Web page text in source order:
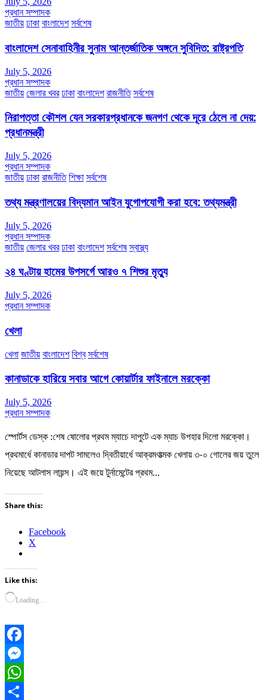
প্রধান সম্পাদক
জাতীয় ঢাকা বাংলাদেশ সর্বশেষ
বাংলাদেশ সেনাবাহিনীর সুনাম আন্তর্জাতিক অঙ্গনে সুবিদিত: রাষ্ট্রপতি
July 5, 2026
প্রধান সম্পাদক
জাতীয় জেলার খবর ঢাকা বাংলাদেশ রাজনীতি সর্বশেষ
নিরাপত্তা কৌশল যেন সরকারপ্রধানকে জনগণ থেকে দূরে ঠেলে না দেয়:
প্রধানমন্ত্রী
July 5, 2026
প্রধান সম্পাদক
জাতীয় ঢাকা রাজনীতি শিক্ষা সর্বশেষ
তথ্য মন্ত্রণালয়ের বিদ্যমান আইন যুগোপযোগী করা হবে: তথ্যমন্ত্রী
July 5, 2026
প্রধান সম্পাদক
জাতীয় জেলার খবর ঢাকা বাংলাদেশ সর্বশেষ স্বাস্থ্য
২৪ ঘণ্টায় হামের উপসর্গে আরও ৭ শিশুর মৃত্যু
July 5, 2026
প্রধান সম্পাদক
খেলা
খেলা জাতীয় বাংলাদেশ বিশ্ব সর্বশেষ
কানাডাকে হারিয়ে সবার আগে কোয়ার্টার ফাইনালে মরক্কো
July 5, 2026
প্রধান সম্পাদক
স্পোর্টস ডেস্ক :শেষ ষোলোর প্রথম ম্যাচে দাপুটে এক ম্যাচ উপহার দিলো মরক্কো।
প্রথমার্ধে কানাডার দাপট সামলেও দ্বিতীয়ার্ধে আক্রমণাত্মক খেলায় ৩-০ গোলের জয় তুলে
নিয়েছে আটলাস লায়ন্স। এই জয়ে টুর্নামেন্টের প্রথম…
Share this:
Facebook
X
Like this:
Loading…
Facebook
Messenger
WhatsApp